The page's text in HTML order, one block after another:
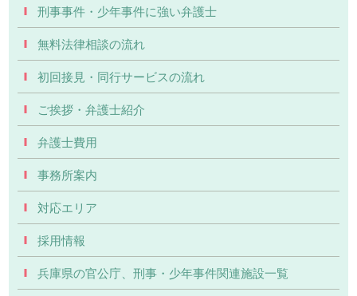
刑事事件・少年事件に強い弁護士
無料法律相談の流れ
初回接見・同行サービスの流れ
ご挨拶・弁護士紹介
弁護士費用
事務所案内
対応エリア
採用情報
兵庫県の官公庁、刑事・少年事件関連施設一覧